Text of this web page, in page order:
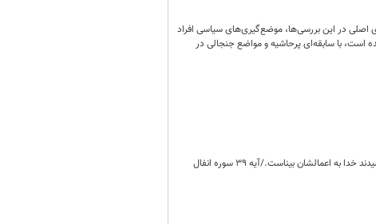
اصلی در این بررسی‌ها، موضع‌گیری‌های سیاسی افراد
با سابقه‌ای پرحاشیه و مواضع جنجالی در
بیناست./آیه 39 سوره انفال